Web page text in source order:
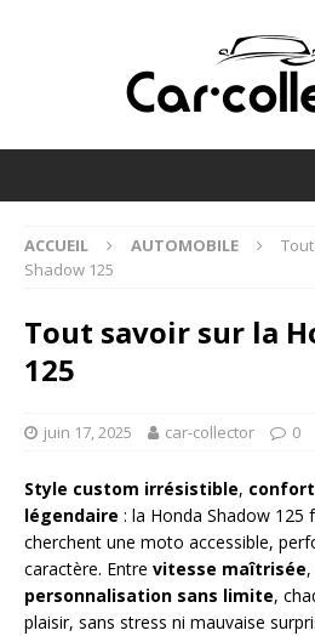
ACCUEIL AUTOMOBILE
Shadow 125
Tout savoir sur la
125
juin 17, 2025 car-collector 0
Style custom irrésistible,
légendaire : la Honda Shadow 125
cherchent une moto accessible,
caractère. Entre vitesse maîtrisée,
personnalisation sans limite,
plaisir, sans stress ni mauvaise